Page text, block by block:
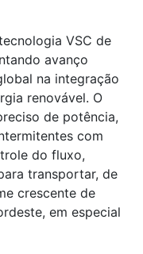
VSC de
avanço
na integração
renovável. O
de potência,
com
do fluxo,
transportar, de
crescente de
em especial